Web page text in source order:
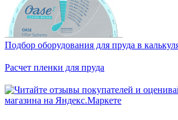
Подбор оборудования для пруда в
Расчет пленки для пруда